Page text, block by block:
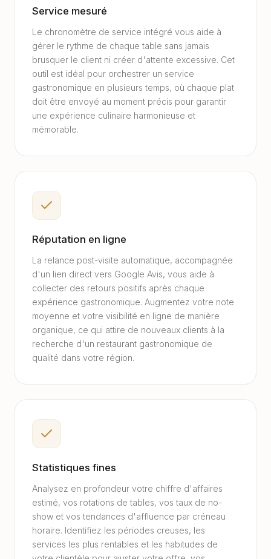
Service mesuré
Le chronomètre de service intégré vous aide à
gérer le rythme de chaque table sans jamais
brusquer le client ni créer d'attente excessive. Cet
outil est idéal pour orchestrer un service
gastronomique en plusieurs temps, où chaque plat
doit être envoyé au moment précis pour garantir
une expérience culinaire harmonieuse et
mémorable.
Réputation en ligne
La relance post-visite automatique, accompagnée
d'un lien direct vers Google Avis, vous aide à
collecter des retours positifs après chaque
expérience gastronomique. Augmentez votre note
moyenne et votre visibilité en ligne de manière
organique, ce qui attire de nouveaux clients à la
recherche d'un restaurant gastronomique de
qualité dans votre région.
Statistiques fines
Analysez en profondeur votre chiffre d'affaires
estimé, vos rotations de tables, vos taux de no-
show et vos tendances d'affluence par créneau
horaire. Identifiez les périodes creuses, les
services les plus rentables et les habitudes de